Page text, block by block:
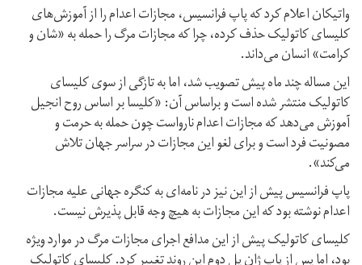
واتیکان اعلام کرد که پاپ فرانسیس، مجازات اعدام را از آموزش‌های
کلیسای کاتولیک حذف کرده، چرا که مجازات مرگ را حمله به «شان و
کرامت» انسان می‌داند.
این مساله چند ماه پیش تصویب شد، اما به تازگی از سوی کلیسای
کاتولیک منتشر شده است و براساس آن: «کلیسا بر اساس روح انجیل
آموزش می‌دهد که مجازات اعدام نارواست چون حمله به حرمت و
مصونیت فرد است و برای لغو این مجازات در سراسر جهان تلاش
می‌کند».
پاپ فرانسیس پیش از این نیز در نامه‌ای به کنگره جهانی علیه مجازات
اعدام نوشته بود که این مجازات به هیچ‌ وجه قابل پذیرش نیست.
کلیسای کاتولیک پیش از این مدافع اجرای مجازات مرگ در موارد ویژه